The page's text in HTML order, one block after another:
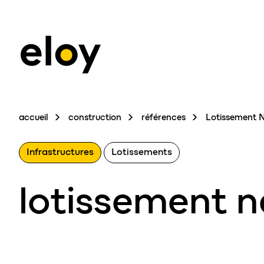
accueil construction références Lotissement
Infrastructures Lotissements
lotissement